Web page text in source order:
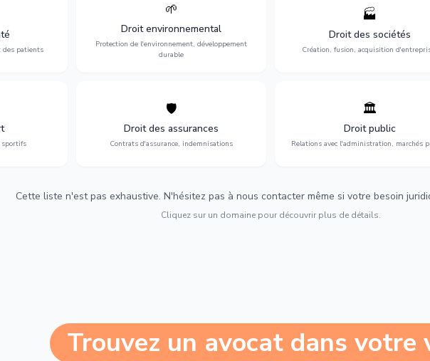
des patients
: erreurs
praticiens
🌱
Droit environnemental
Protection de l'environnement, développement
durable
environnementale, litiges et
développement durable.
🏭
Droit des sociétés
Création, fusion, acquisition
Structuration de votre société :
fusion-acquisition, gouvernance
restructuration.
de
et
🛡️
Droit des assurances
Contrats d'assurance, indemnisations
Défense de vos intérêts : contrats
d'assurance, sinistres et indemnisations
optimales.
🏛️
Droit public
Relations avec l'administration, marchés
Gestion de vos relations avec
l'administration : marchés
urbanisme et contentieux.
Cette liste n'est pas exhaustive. N'hésitez pas à nous contacter même si votre besoin
Cliquez sur un domaine pour découvrir plus de détails.
Trouvez un avocat dans votre